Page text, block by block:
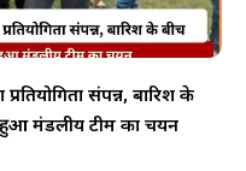
संपन्न, बारिश के
हुआ मंडलीय टीम का चयन